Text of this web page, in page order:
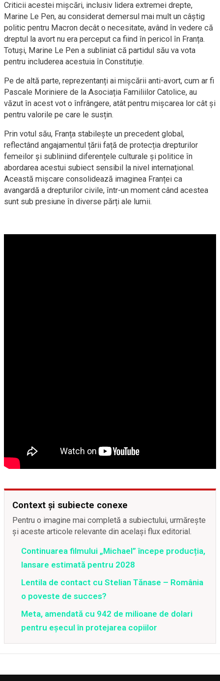
Criticii acestei mișcări, inclusiv lidera extremei drepte,
Marine Le Pen, au considerat demersul mai mult un câștig
politic pentru Macron decât o necesitate, având în vedere că
dreptul la avort nu era perceput ca fiind în pericol în Franța.
Totuși, Marine Le Pen a subliniat că partidul său va vota
pentru includerea acestuia în Constituție.
Pe de altă parte, reprezentanți ai mișcării anti-avort, cum ar fi
Pascale Moriniere de la Asociația Familiilor Catolice, au
văzut în acest vot o înfrângere, atât pentru mișcarea lor cât și
pentru valorile pe care le susțin.
Prin votul său, Franța stabilește un precedent global,
reflectând angajamentul țării față de protecția drepturilor
femeilor și subliniind diferențele culturale și politice în
abordarea acestui subiect sensibil la nivel internațional.
Această mișcare consolidează imaginea Franței ca
avangardă a drepturilor civile, într-un moment când acestea
sunt sub presiune în diverse părți ale lumii.
Context și subiecte conexe
Pentru o imagine mai completă a subiectului, urmărește
și aceste articole relevante din același flux editorial.
Continuarea filmului „Michael” începe producția,
lansare estimată pentru 2028
Lentila de contact cu Stelian Tănase – România
o poveste de succes?
Meta, amendată cu 942 de milioane de dolari
pentru eșecul în protejarea copiilor